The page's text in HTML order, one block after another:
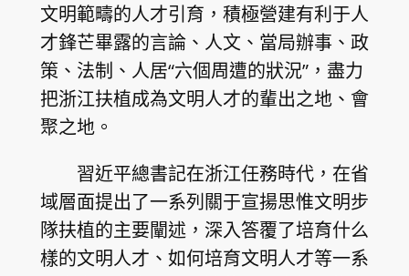
文明範疇的人才引育，積極營建有利于人
才鋒芒畢露的言論、人文、當局辦事、政
策、法制、人居“六個周遭的狀況”，盡力
把浙江扶植成為文明人才的輩出之地、會
聚之地。
習近平總書記在浙江任務時代，在省
域層面提出了一系列關于宣揚思惟文明步
隊扶植的主要闡述，深入答覆了培育什么
樣的文明人才、如何培育文明人才等一系